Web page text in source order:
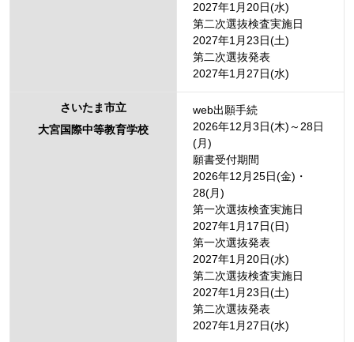
2027年1月20日(水)
第二次選抜検査実施日
2027年1月23日(土)
第二次選抜発表
2027年1月27日(水)
さいたま市立
大宮国際中等教育学校
web出願手続
2026年12月3日(木)～28日
(月)
願書受付期間
2026年12月25日(金)・
28(月)
第一次選抜検査実施日
2027年1月17日(日)
第一次選抜発表
2027年1月20日(水)
第二次選抜検査実施日
2027年1月23日(土)
第二次選抜発表
2027年1月27日(水)